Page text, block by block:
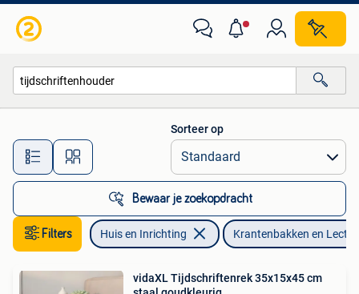
Alle afstanden…
Sorteer op
Bewaar je zoekopdracht
Filters Huis en Inrichting Krantenbakken en
vidaXL Tijdschriftenrek 35x15x45 cm